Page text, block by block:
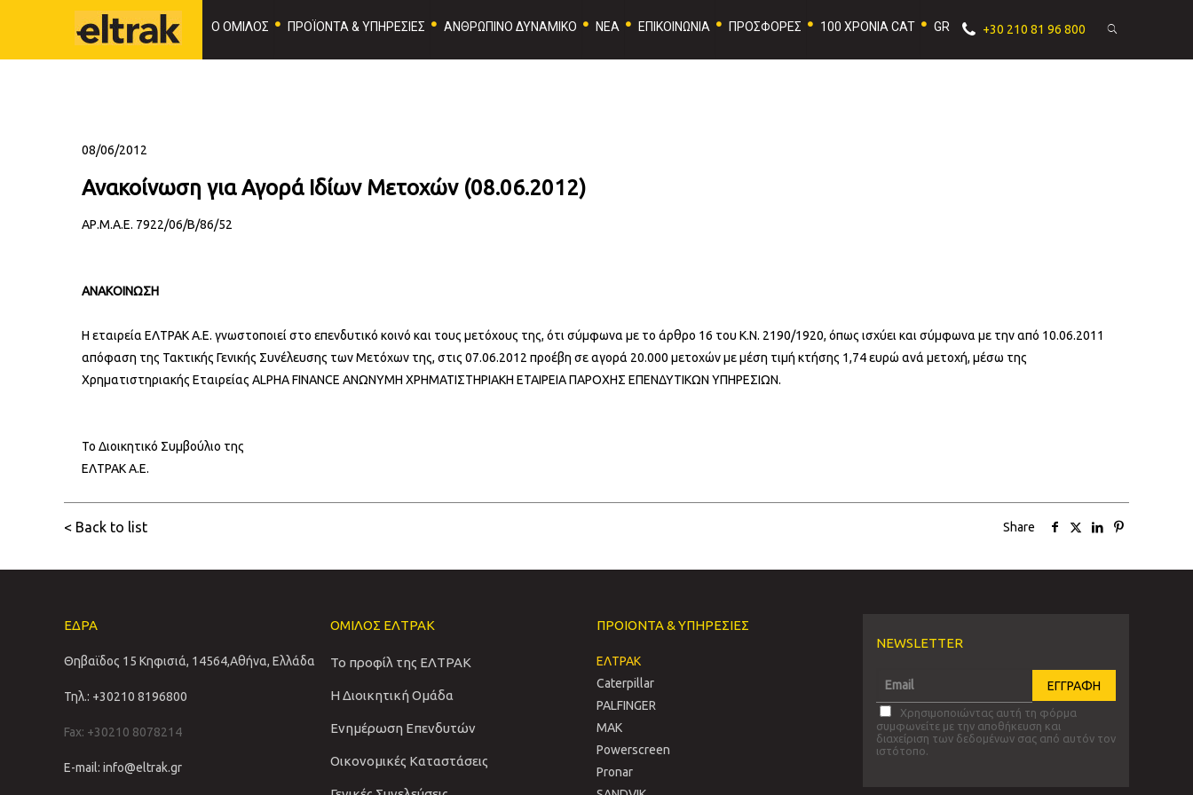
Ο ΟΜΙΛΟΣ ΠΡΟΪΟΝΤΑ & ΥΠΗΡΕΣΙΕΣ ΑΝΘΡΩΠΙΝΟ ΔΥΝΑΜΙΚΟ ΝΕΑ ΕΠΙΚΟΙΝΩΝΙΑ ΠΡΟΣΦΟΡΕΣ 100 ΧΡΟΝΙΑ CAT GR +30 210 81 96 800
08/06/2012
Ανακοίνωση για Αγορά Ιδίων Μετοχών (08.06.2012)
ΑΡ.Μ.Α.Ε. 7922/06/Β/86/52
ΑΝΑΚΟΙΝΩΣΗ
Η εταιρεία ΕΛΤΡΑΚ Α.Ε. γνωστοποιεί στο επενδυτικό κοινό και τους μετόχους της, ότι σύμφωνα με το άρθρο 16 του Κ.Ν. 2190/1920, όπως ισχύει και σύμφωνα με την από 10.06.2011
απόφαση της Τακτικής Γενικής Συνέλευσης των Μετόχων της, στις 07.06.2012 προέβη σε αγορά 20.000 μετοχών με μέση τιμή κτήσης 1,74 ευρώ ανά μετοχή, μέσω της
Χρηματιστηριακής Εταιρείας ALPHA FINANCE ΑΝΩΝΥΜΗ ΧΡΗΜΑΤΙΣΤΗΡΙΑΚΗ ΕΤΑΙΡΕΙΑ ΠΑΡΟΧΗΣ ΕΠΕΝΔΥΤΙΚΩΝ ΥΠΗΡΕΣΙΩΝ.
Το Διοικητικό Συμβούλιο της
ΕΛΤΡΑΚ Α.Ε.
< Back to list Share
ΕΔΡΑ
Θηβαϊδος 15 Κηφισιά, 14564,Αθήνα, Ελλάδα
Τηλ.: +30210 8196800
Fax: +30210 8078214
E-mail: info@eltrak.gr
ΟΜΙΛΟΣ ΕΛΤΡΑΚ
Το προφίλ της ΕΛΤΡΑΚ
Η Διοικητική Ομάδα
Ενημέρωση Επενδυτών
Οικονομικές Καταστάσεις
ΠΡΟΙΟΝΤΑ & ΥΠΗΡΕΣΙΕΣ
ΕΛΤΡΑΚ
Caterpillar
PALFINGER
MAK
Powerscreen
Pronar
NEWSLETTER
Χρησιμοποιώντας αυτή τη φόρμα
συμφωνείτε με την αποθήκευση και
διαχείριση των δεδομένων σας από αυτόν τον
ιστότοπο.